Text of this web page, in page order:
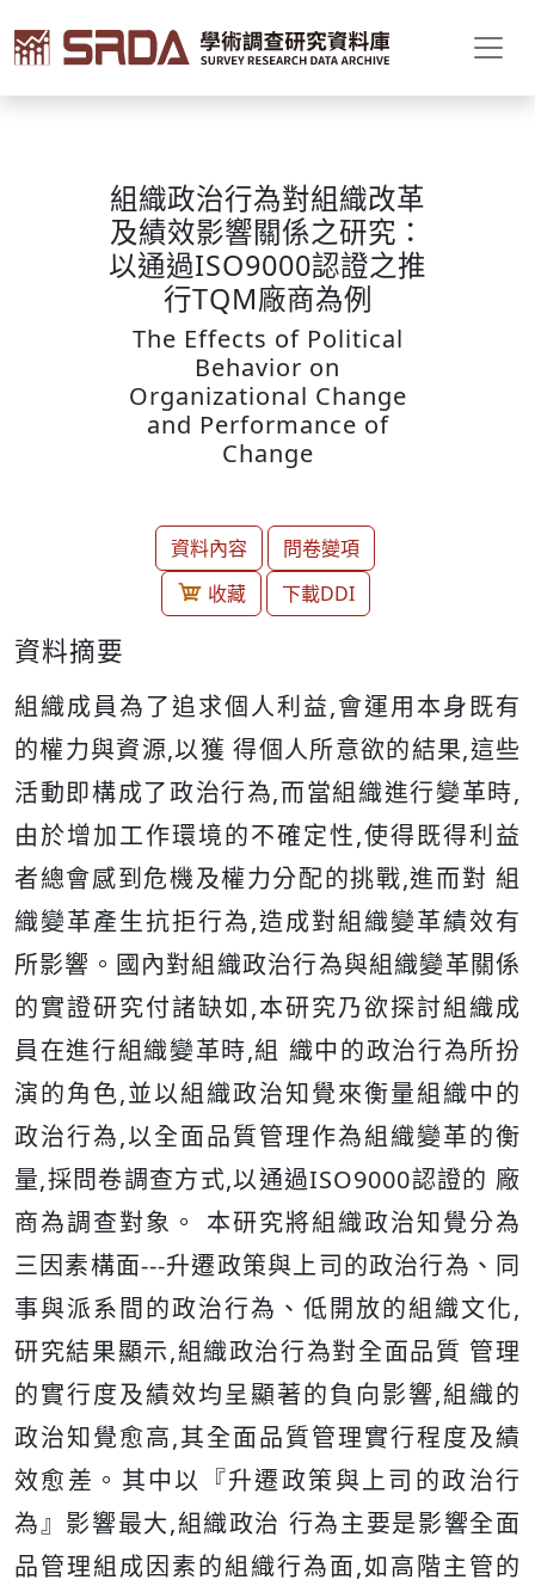
組織政治行為對組織改革
及績效影響關係之研究：
以通過ISO9000認證之推
行TQM廠商為例
The Effects of Political
Behavior on
Organizational Change
and Performance of
Change
資料內容
問卷變項
收藏
下載DDI
資料摘要
組織成員為了追求個人利益,會運用本身既有
的權力與資源,以獲 得個人所意欲的結果,這些
活動即構成了政治行為,而當組織進行變革時,
由於增加工作環境的不確定性,使得既得利益
者總會感到危機及權力分配的挑戰,進而對 組
織變革產生抗拒行為,造成對組織變革績效有
所影響。國內對組織政治行為與組織變革關係
的實證研究付諸缺如,本研究乃欲探討組織成
員在進行組織變革時,組 織中的政治行為所扮
演的角色,並以組織政治知覺來衡量組織中的
政治行為,以全面品質管理作為組織變革的衡
量,採問卷調查方式,以通過ISO9000認證的 廠
商為調查對象。 本研究將組織政治知覺分為
三因素構面---升遷政策與上司的政治行為、同
事與派系間的政治行為、低開放的組織文化,
研究結果顯示,組織政治行為對全面品質 管理
的實行度及績效均呈顯著的負向影響,組織的
政治知覺愈高,其全面品質管理實行程度及績
效愈差。其中以『升遷政策與上司的政治行
為』影響最大,組織政治 行為主要是影響全面
品管理組成因素的組織行為面,如高階主管的